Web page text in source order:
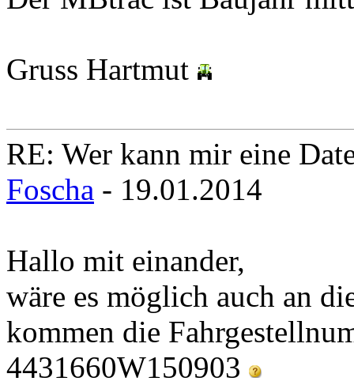
Gruss Hartmut
RE: Wer kann mir eine
Foscha - 19.01.2014
Hallo mit einander,
wäre es möglich auch an
kommen die
4431660W150903